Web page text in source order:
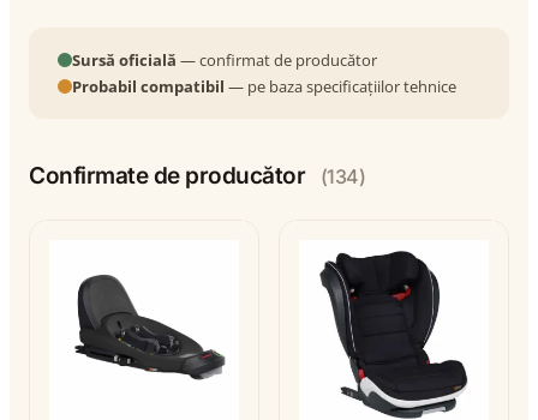
Sursă oficială — confirmat de producător
Probabil compatibil — pe baza specificațiilor tehnice
Confirmate de producător (134)